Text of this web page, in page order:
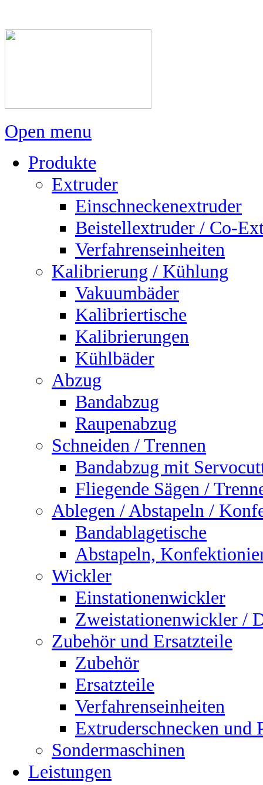
Open menu
Produkte
Extruder
Einschneckenextruder
Beistellextruder / Co-
Verfahrenseinheiten
Kalibrierung / Kühlung
Vakuumbäder
Kalibriertische
Kalibrierungen
Kühlbäder
Abzug
Bandabzug
Raupenabzug
Schneiden / Trennen
Bandabzug mit
Fliegende Sägen /
Ablegen / Abstapeln /
Bandablagetische
Abstapeln,
Wickler
Einstationenwickler
Zweistationenwickler /
Zubehör und Ersatzteile
Zubehör
Ersatzteile
Verfahrenseinheiten
Extruderschnecken
Sondermaschinen
Leistungen